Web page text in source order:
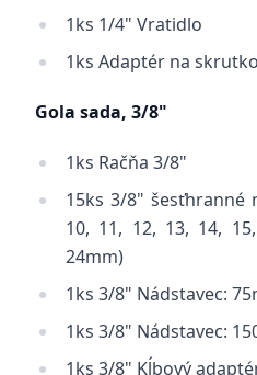
1ks 1/4" Vratidlo
1ks Adaptér na
Gola sada, 3/8"
1ks Račňa 3/8"
15ks 3/8" šesťhranné
10, 11, 12, 13, 14,
24mm)
1ks 3/8" Nádstavec:
1ks 3/8" Nádstavec:
1ks 3/8" Kĺbový